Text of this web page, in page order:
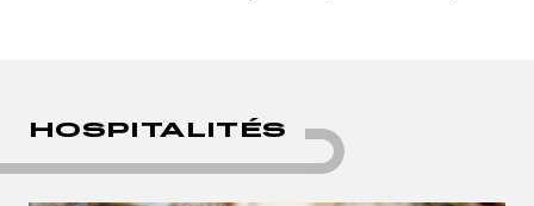
HOSPITALITÉS